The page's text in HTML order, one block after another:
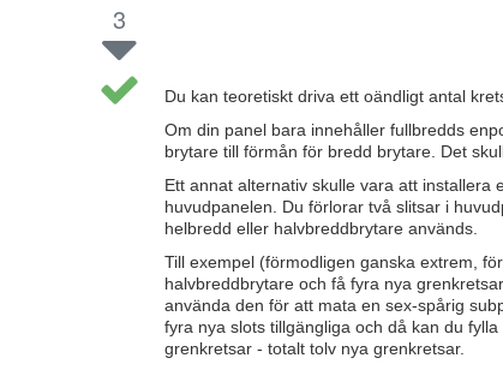
3
Du kan teoretiskt driva ett oändligt antal
Om din panel bara innehåller fullbredds
brytare till förmån för bredd brytare. Det
Ett annat alternativ skulle vara att
huvudpanelen. Du förlorar två slitsar i
helbredd eller halvbreddbrytare används.
Till exempel (förmodligen ganska extrem,
halvbreddbrytare och få fyra nya
använda den för att mata en sex-spårig
fyra nya slots tillgängliga och då kan du
grenkretsar - totalt tolv nya grenkretsar.